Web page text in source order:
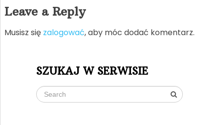
Leave a Reply
Musisz się zalogować, aby móc dodać komentarz.
SZUKAJ W SERWISIE